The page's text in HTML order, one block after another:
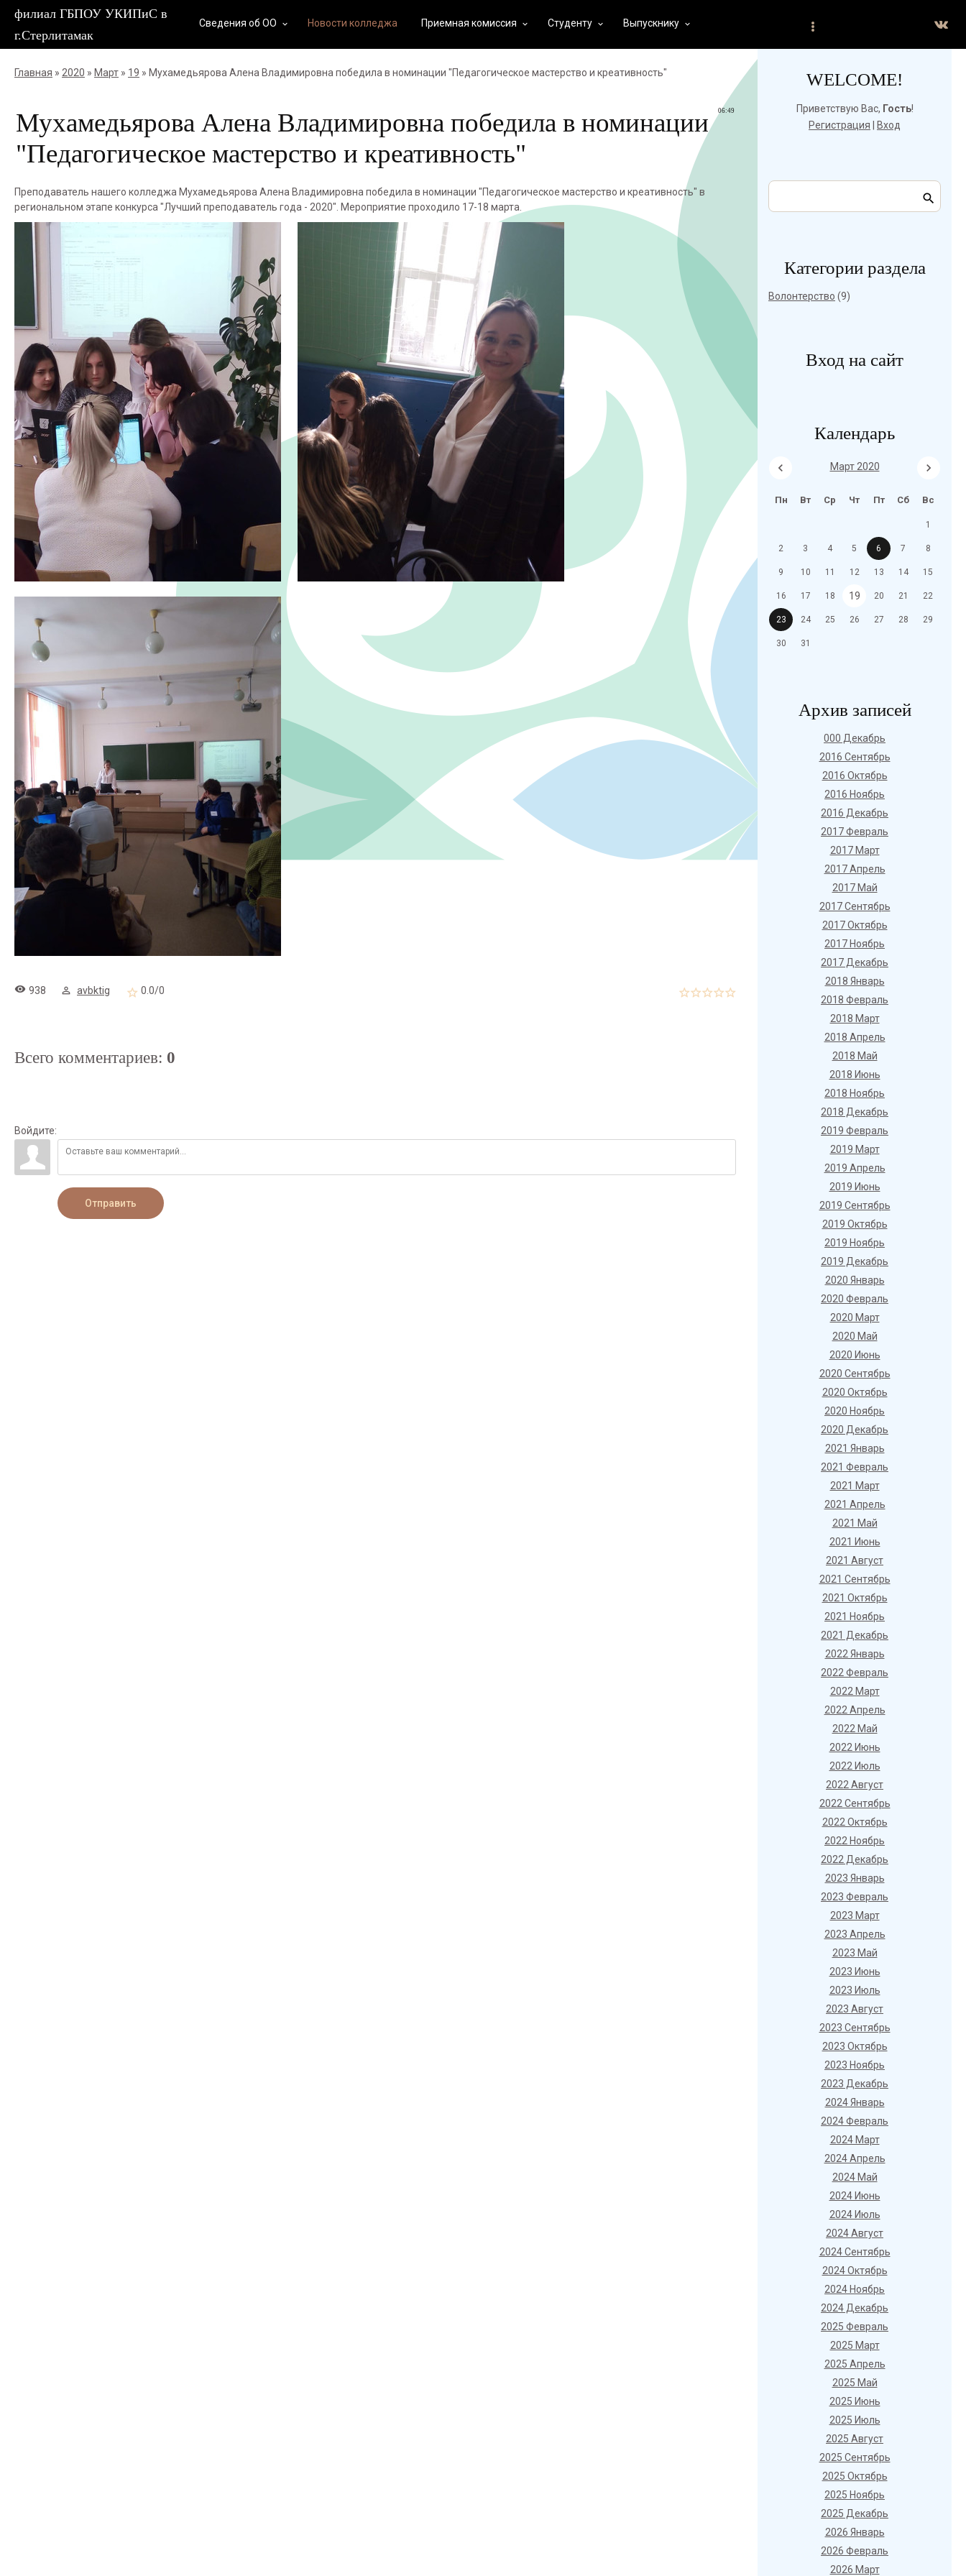
филиал ГБПОУ УКИПиС в
г.Стерлитамак
Сведения об ОО keyboard_arrow_down Новости колледжа Приемная комиссия keyboard_arrow_down Студенту keyboard_arrow_down Выпускнику keyboard_arrow_down
Главная » 2020 » Март » 19 » Мухамедьярова Алена Владимировна победила в номинации "Педагогическое мастерство и креативность"
06:49
Мухамедьярова Алена Владимировна победила в номинации
"Педагогическое мастерство и креативность"
Преподаватель нашего колледжа Мухамедьярова Алена Владимировна победила в номинации "Педагогическое мастерство и креативность" в
региональном этапе конкурса "Лучший преподаватель года - 2020". Мероприятие проходило 17-18 марта.
938 avbktig 0.0/0
Всего комментариев: 0
Войдите:
Отправить
WELCOME!
Приветствую Вас, Гость!
Регистрация
Вход
Категории раздела
Волонтерство (9)
Вход на сайт
Календарь
Март 2020
Пн Вт Ср Чт Пт Сб Вс
1
2 3 4 5 6 7 8
9 10 11 12 13 14 15
16 17 18 19 20 21 22
23 24 25 26 27 28 29
30 31
Архив записей
000 Декабрь
2016 Сентябрь
2016 Октябрь
2016 Ноябрь
2016 Декабрь
2017 Февраль
2017 Март
2017 Апрель
2017 Май
2017 Сентябрь
2017 Октябрь
2017 Ноябрь
2017 Декабрь
2018 Январь
2018 Февраль
2018 Март
2018 Апрель
2018 Май
2018 Июнь
2018 Ноябрь
2018 Декабрь
2019 Февраль
2019 Март
2019 Апрель
2019 Июнь
2019 Сентябрь
2019 Октябрь
2019 Ноябрь
2019 Декабрь
2020 Январь
2020 Февраль
2020 Март
2020 Май
2020 Июнь
2020 Сентябрь
2020 Октябрь
2020 Ноябрь
2020 Декабрь
2021 Январь
2021 Февраль
2021 Март
2021 Апрель
2021 Май
2021 Июнь
2021 Август
2021 Сентябрь
2021 Октябрь
2021 Ноябрь
2021 Декабрь
2022 Январь
2022 Февраль
2022 Март
2022 Апрель
2022 Май
2022 Июнь
2022 Июль
2022 Август
2022 Сентябрь
2022 Октябрь
2022 Ноябрь
2022 Декабрь
2023 Январь
2023 Февраль
2023 Март
2023 Апрель
2023 Май
2023 Июнь
2023 Июль
2023 Август
2023 Сентябрь
2023 Октябрь
2023 Ноябрь
2023 Декабрь
2024 Январь
2024 Февраль
2024 Март
2024 Апрель
2024 Май
2024 Июнь
2024 Июль
2024 Август
2024 Сентябрь
2024 Октябрь
2024 Ноябрь
2024 Декабрь
2025 Февраль
2025 Март
2025 Апрель
2025 Май
2025 Июнь
2025 Июль
2025 Август
2025 Сентябрь
2025 Октябрь
2025 Ноябрь
2025 Декабрь
2026 Январь
2026 Февраль
2026 Март